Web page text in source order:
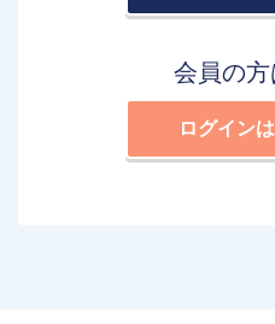
会員の方
ログイン